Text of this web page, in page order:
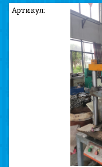
Артикул: